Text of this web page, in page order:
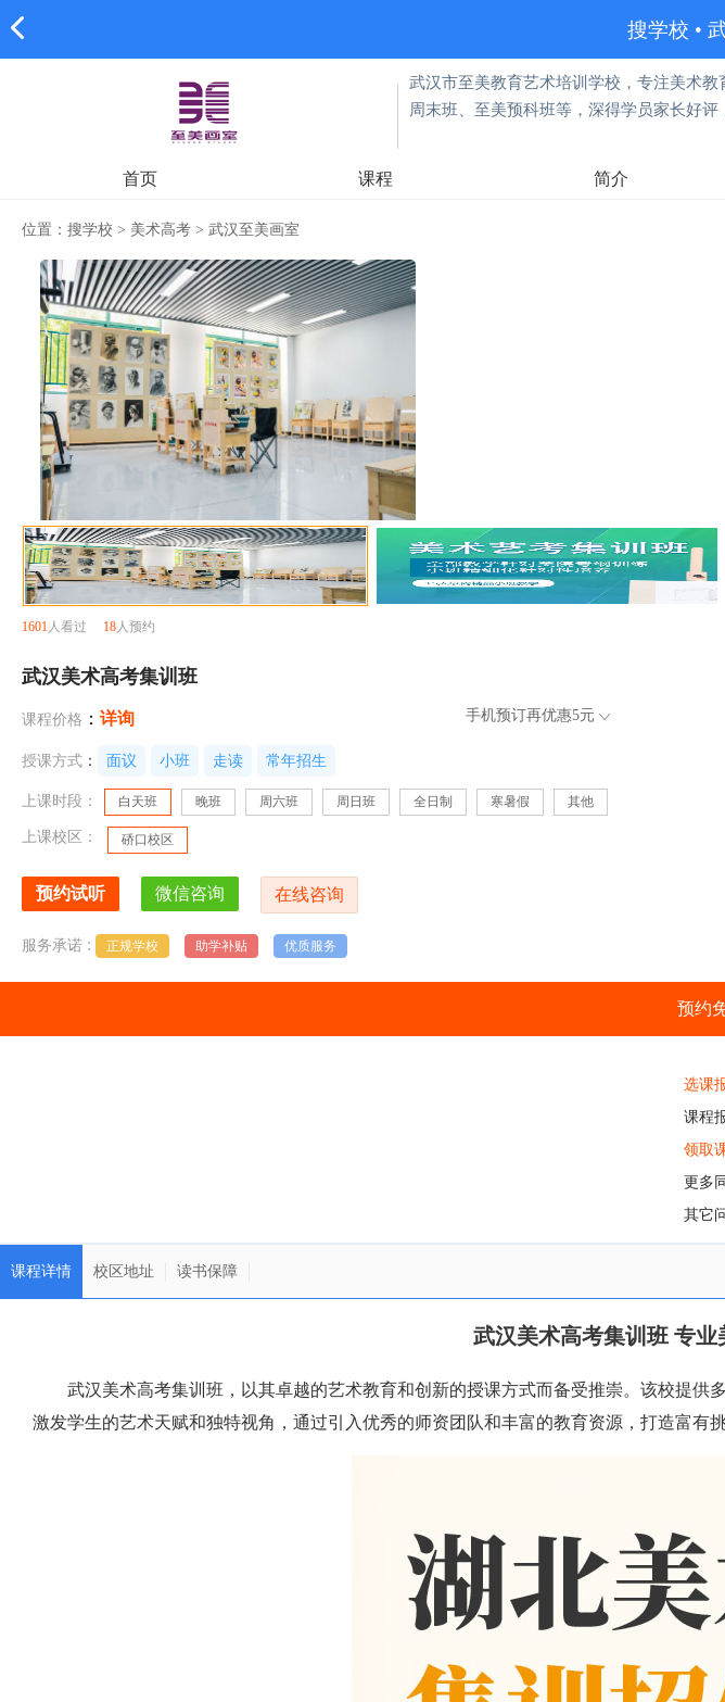
搜学校 •
武汉市至美教育艺术培训学校，专注美术
周末班、至美预科班等，深得学员家长好评
首页 课程 简介
位置： 搜学校 > 美术高考 > 武汉至美画室
1601人看过 18人预约
武汉美术高考集训班
课程价格 ： 详询 手机预订再优惠5元
授课方式 ： 面议 小班 走读 常年招生
上课时段： 白天班 晚班 周六班 周日班 全日制 寒暑假 其他
上课校区： 硚口校区
服务承诺 : 正规学校 助学补贴 优质服务
预约
选课
课程
领取
更多
其它
课程详情 校区地址 读书保障
武汉美术高考集训班 专
武汉美术高考集训班，以其卓越的艺术教育和创新的授课方式而备受推崇。该校提
激发学生的艺术天赋和独特视角，通过引入优秀的师资团队和丰富的教育资源，打造富有